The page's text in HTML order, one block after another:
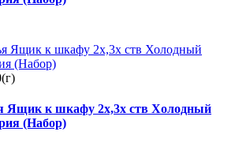
Ящик к шкафу 2х,3х ств Холодный
(Набор)